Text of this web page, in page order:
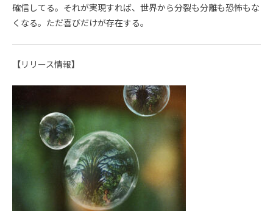
確信してる。それが実現すれば、世界から分裂も分離も恐怖もな
くなる。ただ喜びだけが存在する。
【リリース情報】